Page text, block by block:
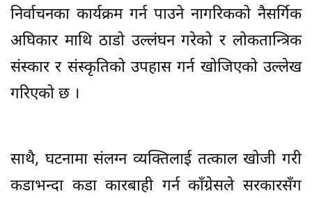
निर्वाचनका कार्यक्रम गर्न पाउने नागरिकको नैसर्गिक
अघिकार माथि ठाडो उल्लंघन गरेको र लोकतान्त्रिक
संस्कार र संस्कृतिको उपहास गर्न खोजिएको उल्लेख
गरिएको छ ।
साथै, घटनामा संलग्न व्यक्तिलाई तत्काल खोजी गरी
कडाभन्दा कडा कारबाही गर्न काँग्रेसले सरकारसँग